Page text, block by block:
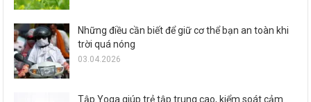
Những điều cần biết để giữ cơ thể bạn an toàn khi
trời quá nóng
03.04.2026
Tập Yoga giúp trẻ tập trung cao, kiểm soát cảm